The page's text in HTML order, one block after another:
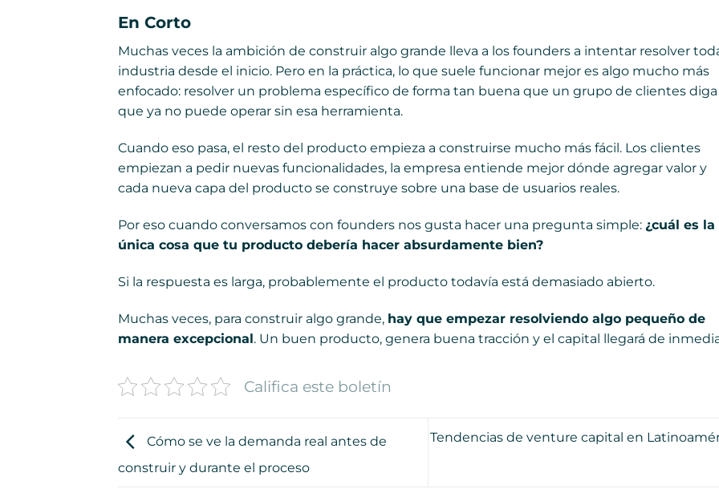
En Corto
Muchas veces la ambición de construir algo grande lleva a los founders a intentar resolver
industria desde el inicio. Pero en la práctica, lo que suele funcionar mejor es algo mucho más
enfocado: resolver un problema específico de forma tan buena que un grupo de clientes diga
que ya no puede operar sin esa herramienta.
Cuando eso pasa, el resto del producto empieza a construirse mucho más fácil. Los clientes
empiezan a pedir nuevas funcionalidades, la empresa entiende mejor dónde agregar valor y
cada nueva capa del producto se construye sobre una base de usuarios reales.
Por eso cuando conversamos con founders nos gusta hacer una pregunta simple: ¿cuál es la
única cosa que tu producto debería hacer absurdamente bien?
Si la respuesta es larga, probablemente el producto todavía está demasiado abierto.
Muchas veces, para construir algo grande, hay que empezar resolviendo algo pequeño de
manera excepcional. Un buen producto, genera buena tracción y el capital llegará de
Califica este boletín
Cómo se ve la demanda real antes de
construir y durante el proceso
Tendencias de venture capital en